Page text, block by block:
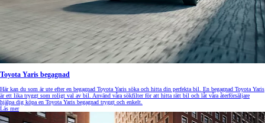
Toyota Yaris begagnad
Här kan du som är ute efter en begagnad Toyota Yaris söka och hitta din perfekta bil. En begagnad Toyota Yaris
är ett lika tryggt som roligt val av bil. Använd våra sökfilter för att hitta rätt bil och låt våra återförsäljare
hjälpa dig köpa en Toyota Yaris begagnad tryggt och enkelt.
Läs mer